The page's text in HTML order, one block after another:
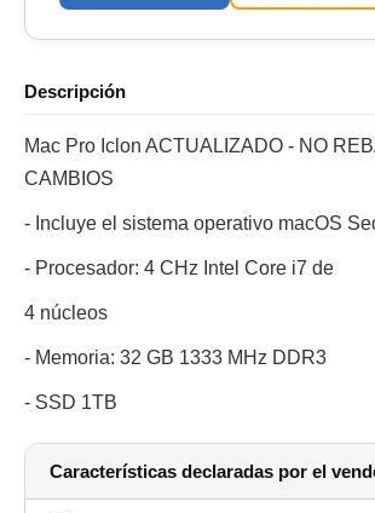
Descripción
Mac Pro Iclon ACTUALIZADO - NO
CAMBIOS
- Incluye el sistema operativo macOS
- Procesador: 4 CHz Intel Core i7 de
4 núcleos
- Memoria: 32 GB 1333 MHz DDR3
- SSD 1TB
Características declaradas por el